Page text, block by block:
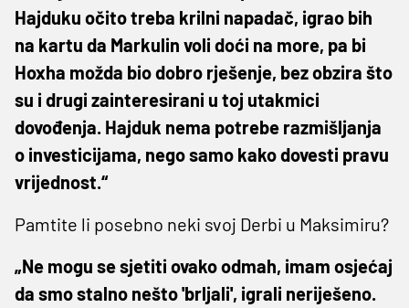
Hajduku očito treba krilni napadač, igrao bih
na kartu da Markulin voli doći na more, pa bi
Hoxha možda bio dobro rješenje, bez obzira što
su i drugi zainteresirani u toj utakmici
dovođenja. Hajduk nema potrebe razmišljanja
o investicijama, nego samo kako dovesti pravu
vrijednost.“
Pamtite li posebno neki svoj Derbi u Maksimiru?
„Ne mogu se sjetiti ovako odmah, imam osjećaj
da smo stalno nešto 'brljali', igrali neriješeno.